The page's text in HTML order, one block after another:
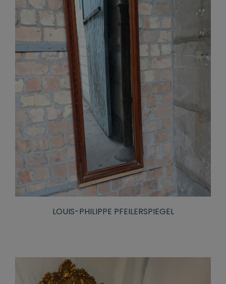
LOUIS-PHILIPPE PFEILERSPIEGEL